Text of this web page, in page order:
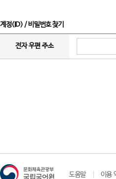
계정(ID) / 비밀번호 찾기
전자 우편 주소
도움말 이용